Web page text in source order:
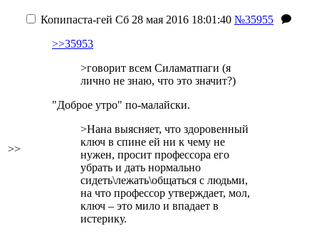
>>
Копипаста-гей Сб 28 мая 2016 18:01:40 №35955
>>35953
>говорит всем Силаматпаги (я
лично не знаю, что это значит?)
"Доброе утро" по-малайски.
>Нана выясняет, что здоровенный
ключ в спине ей ни к чему не
нужен, просит профессора его
убрать и дать нормально
сидеть\лежать\общаться с людьми,
на что профессор утверждает, мол,
ключ – это мило и впадает в
истерику.